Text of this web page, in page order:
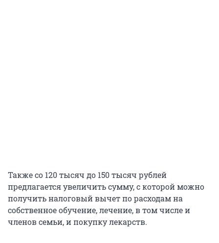
Также со 120 тысяч до 150 тысяч рублей
предлагается увеличить сумму, с которой можно
получить налоговый вычет по расходам на
собственное обучение, лечение, в том числе и
членов семьи, и покупку лекарств.